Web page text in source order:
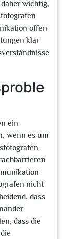
wichtig,
offen
klar
ein
wenn es um
nicht
dass
dass die